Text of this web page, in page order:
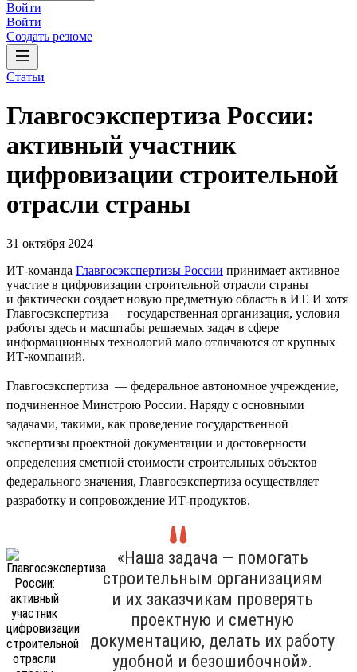
Войти
Войти
Создать резюме
Статьи
Главгосэкспертиза России:
активный участник
цифровизации строительной
отрасли страны
31 октября 2024
ИТ-команда Главгосэкспертизы России принимает активное
участие в цифровизации строительной отрасли страны
и фактически создает новую предметную область в ИТ. И хотя
Главгосэкспертиза — государственная организация, условия
работы здесь и масштабы решаемых задач в сфере
информационных технологий мало отличаются от крупных
ИТ-компаний.
Главгосэкспертиза — федеральное автономное учреждение,
подчиненное Минстрою России. Наряду с основными
задачами, такими, как проведение государственной
экспертизы проектной документации и достоверности
определения сметной стоимости строительных объектов
федерального значения, Главгосэкспертиза осуществляет
разработку и сопровождение ИТ-продуктов.
«Наша задача — помогать
строительным организациям
и их заказчикам проверять
проектную и сметную
документацию, делать их работу
удобной и безошибочной».